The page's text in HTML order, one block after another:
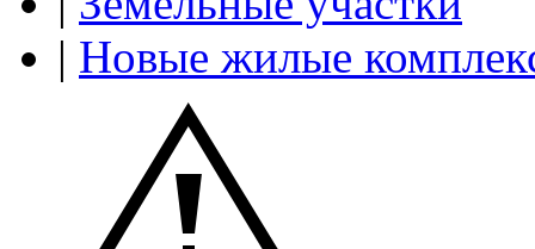
| Новые жилые